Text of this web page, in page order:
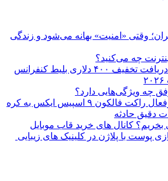
وقتی «امنیت» بهانه می‌شود و زندگی
چه می‌کنید؟
فرصت استثنایی: دریافت تخفیف ۴۰۰ دلاری بلیط کنفرانس
چه ویژگی‌هایی دارد؟
برخورد قطعه غیرفعال راکت فالکون ۹ اسپیس ایکس به کره
دقیق حادثه
کانال های خرید قاب موبایل
پوست با پلاژن در کلینیک های زیبایی